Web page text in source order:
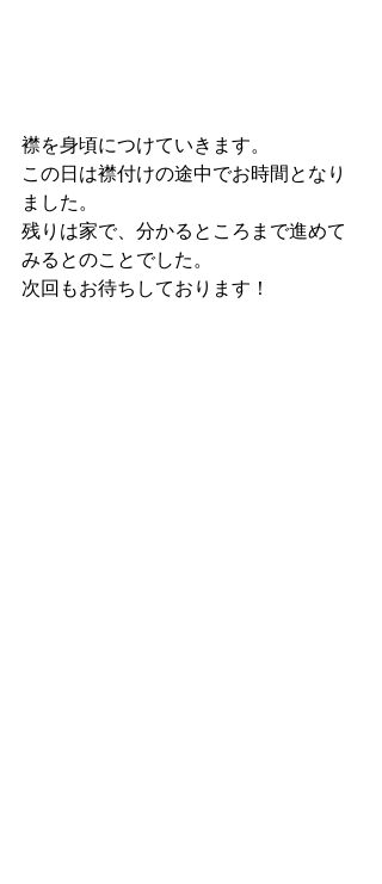
襟を身頃につけていきます。
この日は襟付けの途中でお時間となり
ました。
残りは家で、分かるところまで進めて
みるとのことでした。
次回もお待ちしております！